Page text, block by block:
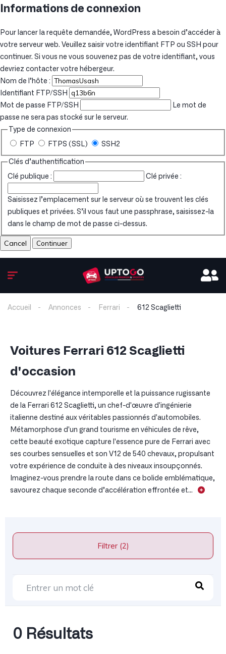
Informations de connexion
Pour lancer la requête demandée, WordPress a besoin d’accéder à
votre serveur web. Veuillez saisir votre identifiant FTP ou SSH pour
continuer. Si vous ne vous souvenez pas de votre identifiant, vous
devriez contacter votre hébergeur.
Nom de l’hôte :
Identifiant FTP/SSH
Mot de passe FTP/SSH
Le mot de
passe ne sera pas stocké sur le serveur.
Type de connexion
FTP FTPS (SSL) SSH2
Clés d’authentification
Clé publique : Clé privée :
Saisissez l’emplacement sur le serveur où se trouvent les clés
publiques et privées. S’il vous faut une passphrase, saisissez-la
dans le champ de mot de passe ci-dessus.
Cancel
Accueil Annonces Ferrari 612 Scaglietti
Voitures Ferrari 612 Scaglietti
d'occasion
Découvrez l'élégance intemporelle et la puissance rugissante
de la Ferrari 612 Scaglietti, un chef-d'œuvre d'ingénierie
italienne destiné aux véritables passionnés d'automobiles.
Métamorphose d'un grand tourisme en véhicules de rêve,
cette beauté exotique capture l'essence pure de Ferrari avec
ses courbes sensuelles et son V12 de 540 chevaux, propulsant
votre expérience de conduite à des niveaux insoupçonnés.
Imaginez-vous prendre la route dans ce bolide emblématique,
savourez chaque seconde d’accélération effrontée et...
Filtrer (2)
0 Résultats